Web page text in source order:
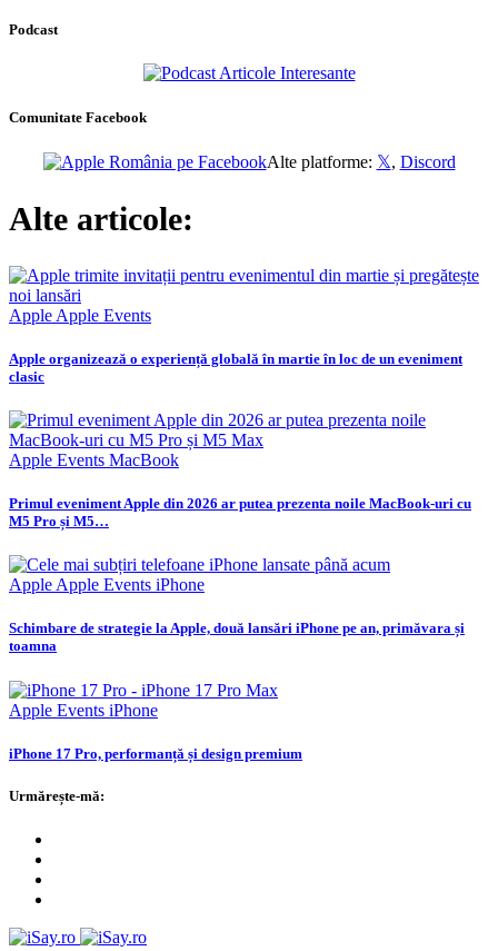
Podcast
Comunitate Facebook
Alte platforme: 𝕏, Discord
Alte articole:
Apple Apple Events
Apple organizează o experiență globală în martie în loc de un eveniment
clasic
Apple Events MacBook
Primul eveniment Apple din 2026 ar putea prezenta noile MacBook-uri cu
M5 Pro și M5…
Apple Apple Events iPhone
Schimbare de strategie la Apple, două lansări iPhone pe an, primăvara și
toamna
Apple Events iPhone
iPhone 17 Pro, performanță și design premium
Urmărește-mă: